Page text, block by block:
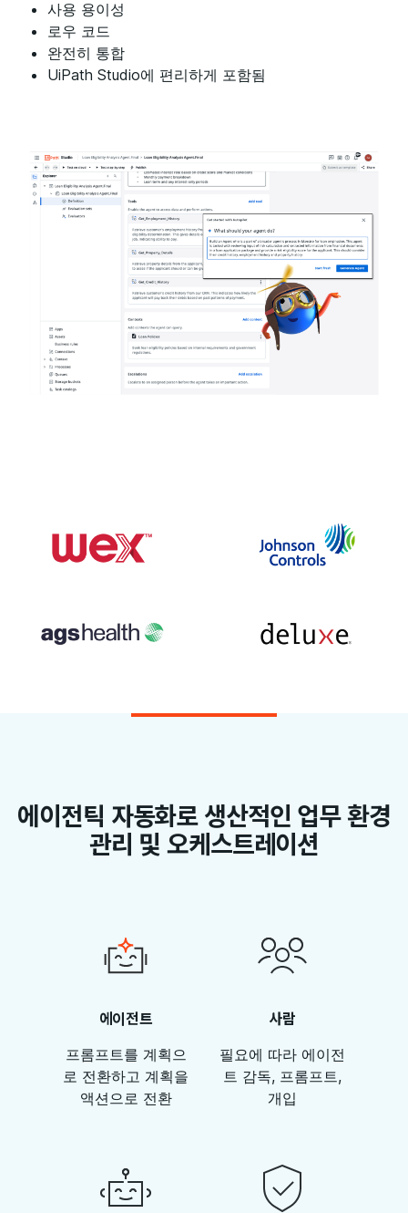
사용 용이성
로우 코드
완전히 통합
UiPath Studio에 편리하게 포함됨
에이전틱 자동화로 생산적인 업무 환경
관리 및 오케스트레이션
에이전트
프롬프트를 계획으
로 전환하고 계획을
액션으로 전환
사람
필요에 따라 에이전
트 감독, 프롬프트,
개입